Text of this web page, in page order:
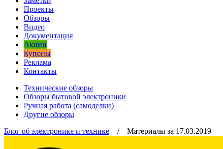
Проекты
Обзоры
Видео
Документация
Акции
Купоны
Реклама
Контакты
Технические обзоры
Обзоры бытовой электроники
Ручная работа (самоделки)
Другие обзоры
Блог об электронике и технике / Материалы за 17.03.2019